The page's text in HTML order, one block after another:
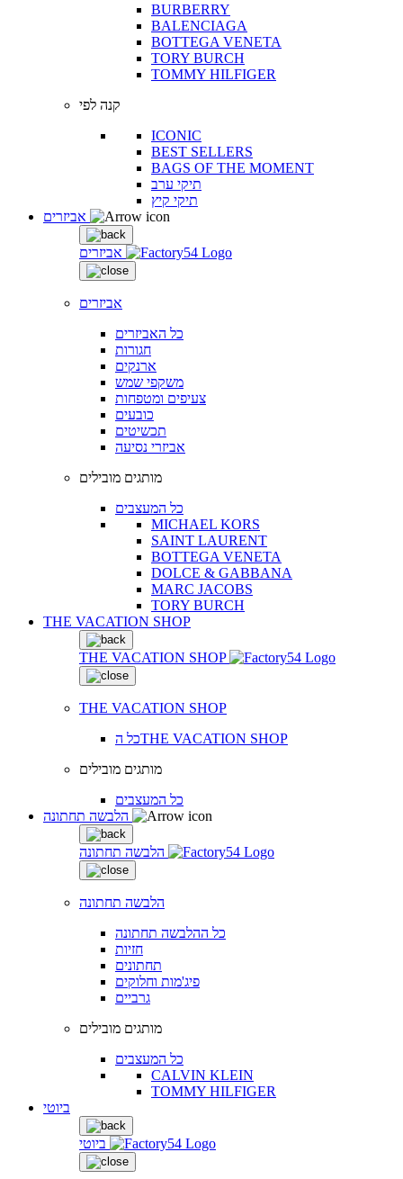
BURBERRY
BALENCIAGA
BOTTEGA VENETA
TORY BURCH
TOMMY HILFIGER
קנה לפי
ICONIC
BEST SELLERS
BAGS OF THE MOMENT
תיקי ערב
תיקי קיץ
אביזרים
אביזרים
כל האביזרים
חגורות
ארנקים
משקפי שמש
צעיפים ומטפחות
כובעים
תכשיטים
אביזרי נסיעה
מותגים מובילים
כל המעצבים
MICHAEL KORS
SAINT LAURENT
BOTTEGA VENETA
DOLCE & GABBANA
MARC JACOBS
TORY BURCH
THE VACATION SHOP
THE VACATION SHOP
THE VACATION SHOP
כל הTHE VACATION SHOP
מותגים מובילים
כל המעצבים
הלבשה תחתונה
הלבשה תחתונה
כל ההלבשה תחתונה
חזיות
תחתונים
פיג'מות וחלוקים
גרביים
מותגים מובילים
כל המעצבים
CALVIN KLEIN
TOMMY HILFIGER
ביוטי
ביוטי